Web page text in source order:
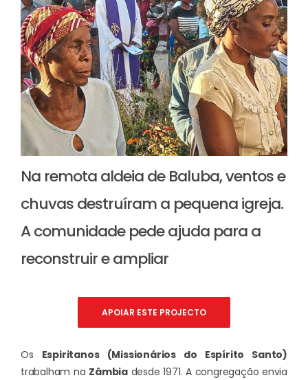
Na remota aldeia de Baluba, ventos e
chuvas destruíram a pequena igreja.
A comunidade pede ajuda para a
reconstruir e ampliar
APOIAR ESTE PROJECTO
Os Espiritanos (Missionários do Espírito Santo)
trabalham na Zâmbiadesde 1971. A congregação envia